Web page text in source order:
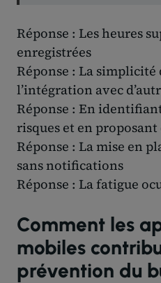
Réponse : Les heures
enregistrées
Réponse : La
l’intégration avec
Réponse : En
risques et en
Réponse : La mise en
sans notifications
Réponse : La fatigue
Comment les
mobiles
prévention du